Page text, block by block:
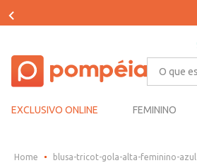
O que
EXCLUSIVO ONLINE FEMININO
blusa-tricot-gola-alta-feminino-